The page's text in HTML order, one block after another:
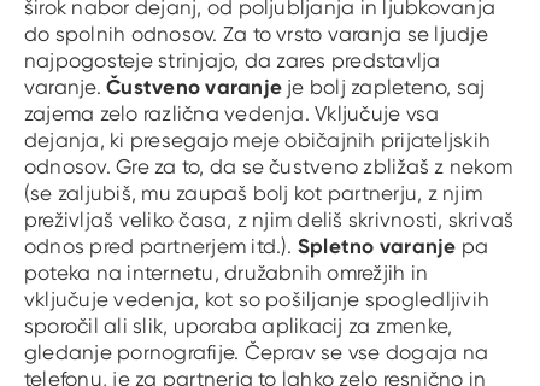
širok nabor dejanj, od poljubljanja in ljubkovanja
do spolnih odnosov. Za to vrsto varanja se ljudje
najpogosteje strinjajo, da zares predstavlja
varanje.Čustveno varanje je bolj zapleteno, saj
zajema zelo različna vedenja. Vključuje vsa
dejanja, ki presegajo meje običajnih prijateljskih
odnosov. Gre za to, da se čustveno zbližaš z nekom
(se zaljubiš, mu zaupaš bolj kot partnerju, z njim
preživljaš veliko časa, z njim deliš skrivnosti, skrivaš
odnos pred partnerjem itd.). Spletno varanje pa
poteka na internetu, družabnih omrežjih in
vključuje vedenja, kot so pošiljanje spogledljivih
sporočil ali slik, uporaba aplikacij za zmenke,
gledanje pornografije. Čeprav se vse dogaja na
telefonu, je za partnerja to lahko zelo resnično in